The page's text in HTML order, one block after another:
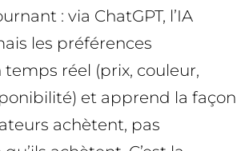
: via ChatGPT, l’IA
les préférences
réel (prix, couleur,
et apprend la façon
achètent, pas